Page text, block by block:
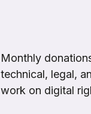
Monthly
technical, legal,
work on digital